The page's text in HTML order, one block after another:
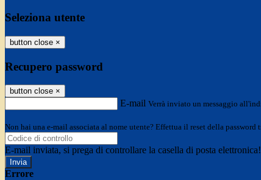
Seleziona utente
button close ×
Recupero password
button close ×
E-mail Verrà inviato un messaggio
Non hai una e-mail associata al nome utente? Effettua il reset della password
E-mail inviata, si prega di controllare la casella di posta elettronica!
Errore